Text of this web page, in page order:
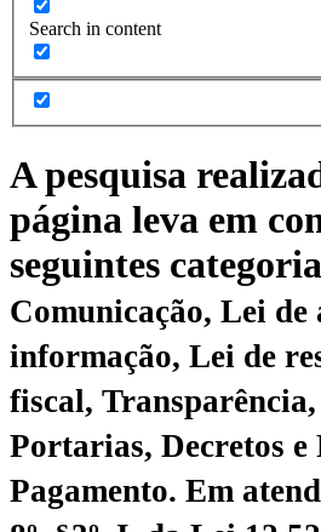
Search in content
A pesquisa
página leva em
seguintes
Comunicação, Lei de
informação, Lei de
fiscal,
Portarias, Decretos e
Pagamento. Em